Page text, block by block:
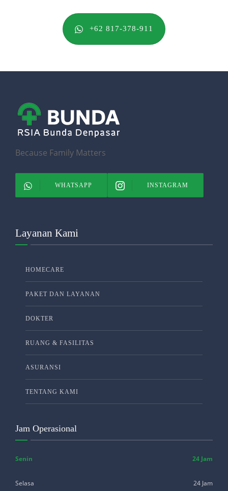
+62 817-378-911
Because Family Matters
WHATSAPP INSTAGRAM
Layanan Kami
HOMECARE
PAKET DAN LAYANAN
DOKTER
RUANG & FASILITAS
ASURANSI
TENTANG KAMI
Jam Operasional
Senin 24 Jam
Selasa 24 Jam